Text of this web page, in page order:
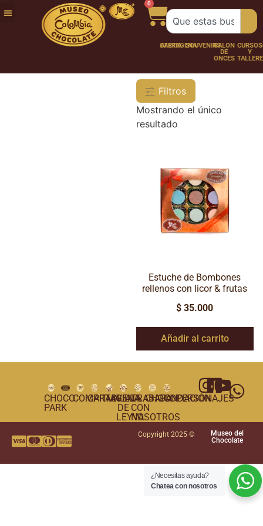
0
FUNDACIÓNNUESTRATRABAJA
CHOCOLATERÍA
CARTAGENASOUVENIRSSALÓN
DE
ONCES
CURSOS
Y
Filtros
Mostrando el único
resultado
Estuche de Bombones
rellenos con licor & frutas
$ 35.000
Añadir al carrito
CHOCO
PARK
COMPRAS
CARTAGENA
TUNJA
VILLA
DE
LEYVA
TRABAJA
CON
NOSOTROS
CHOCOPERSONAJES
FUNDACIÓN
Copyright 2025 ©
Museo del
Chocolate
¿Necesitas ayuda?
Chatea con nosotros